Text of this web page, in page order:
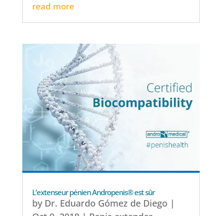
read more
L’extenseur pénien Andropenis® est sûr
by Dr. Eduardo Gómez de Diego |